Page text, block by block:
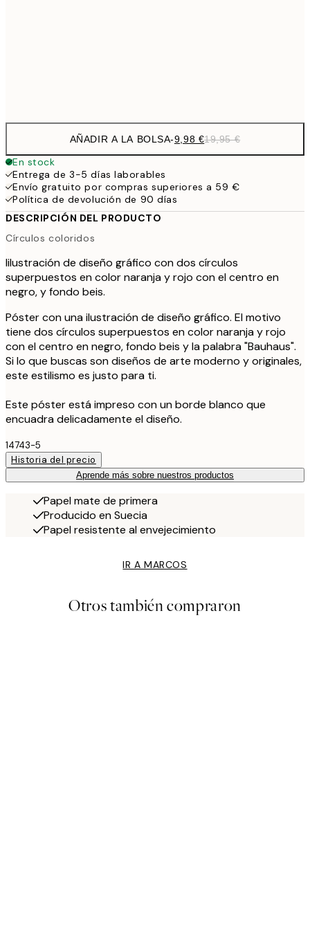
AÑADIR A LA BOLSA-9,98 €19,95 €
En stock
Entrega de 3-5 días laborables
Envío gratuito por compras superiores a 59 €
Política de devolución de 90 días
DESCRIPCIÓN DEL PRODUCTO
Círculos coloridos
Iilustración de diseño gráfico con dos círculos
superpuestos en color naranja y rojo con el centro en
negro, y fondo beis.
Póster con una ilustración de diseño gráfico. El motivo
tiene dos círculos superpuestos en color naranja y rojo
con el centro en negro, fondo beis y la palabra "Bauhaus".
Si lo que buscas son diseños de arte moderno y originales,
este estilismo es justo para ti.
Este póster está impreso con un borde blanco que
encuadra delicadamente el diseño.
14743-5
Historia del precio
Aprende más sobre nuestros productos
Papel mate de primera
Producido en Suecia
Papel resistente al envejecimiento
IR A MARCOS
Otros también compraron